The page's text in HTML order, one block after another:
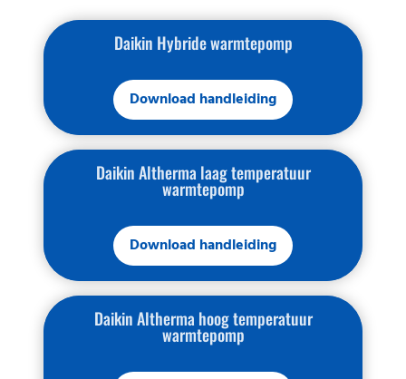
Daikin Hybride warmtepomp
Download handleiding
Daikin Altherma laag temperatuur
warmtepomp
Download handleiding
Daikin Altherma hoog temperatuur
warmtepomp